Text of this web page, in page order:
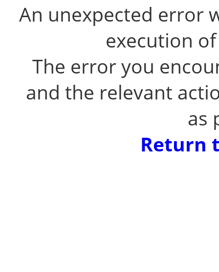
An unexpected error
execution
The error you
and the relevant
as
Return